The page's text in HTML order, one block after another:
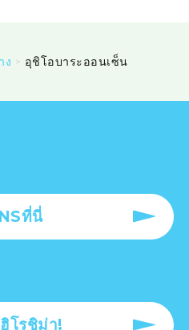
ง อุชิโอบาระออนเซ็น
ที่นี่
โรชิม่า!